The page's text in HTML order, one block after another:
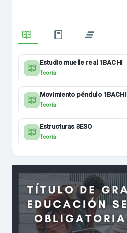
Estudio muelle real 1BACHI
Teoría
Movimiento péndulo 1BACHI
Teoría
Estructuras 3ESO
Teoría